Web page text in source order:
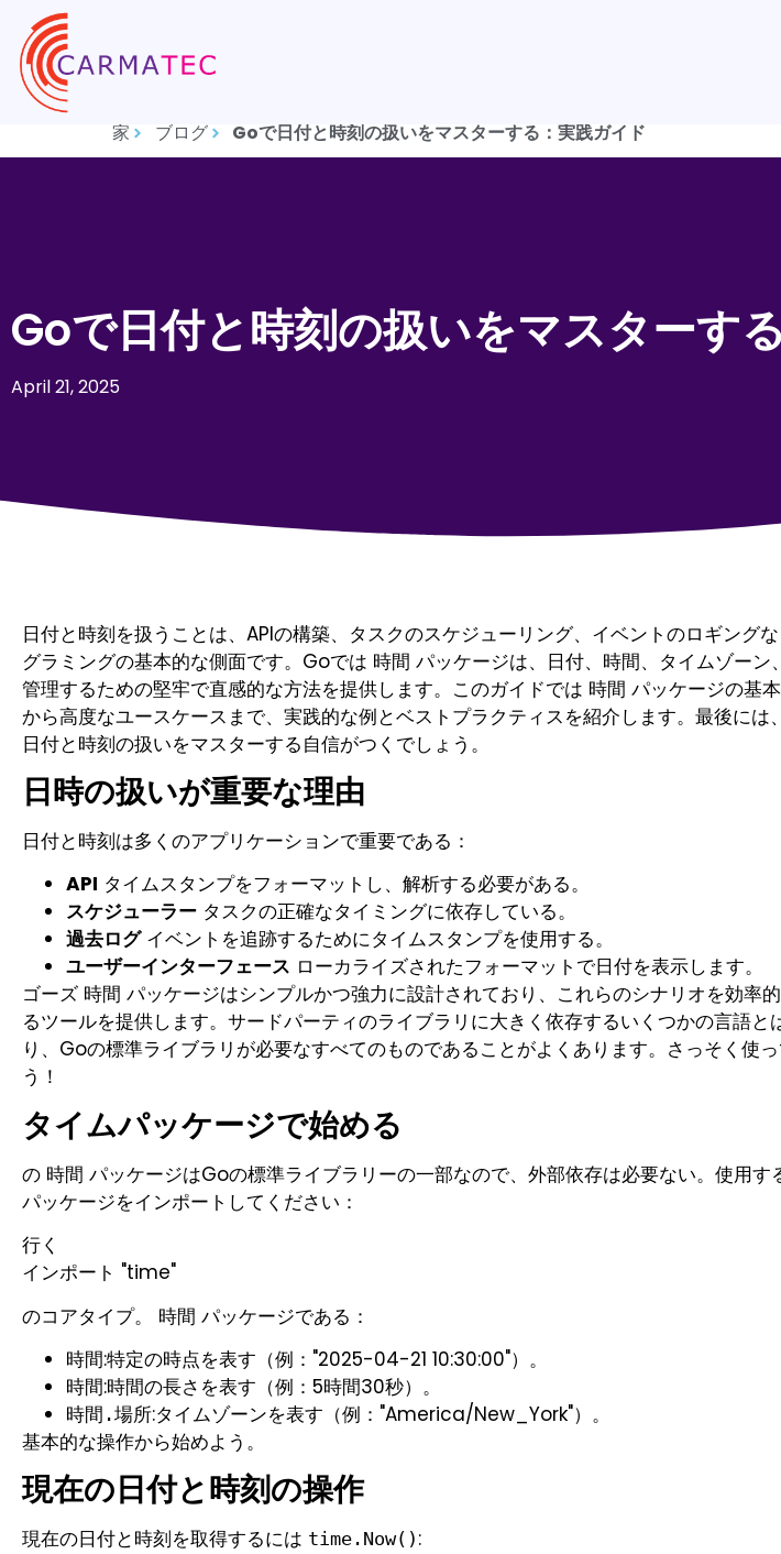
家 ブログ Goで日付と時刻の扱いをマスターする：実践ガイド
Goで日付と時刻の扱いをマスターす
April 21, 2025
日付と時刻を扱うことは、APIの構築、タスクのスケジューリング、イベントのロギング
グラミングの基本的な側面です。Goでは 時間 パッケージは、日付、時間、タイムゾーン
管理するための堅牢で直感的な方法を提供します。このガイドでは 時間 パッケージの基
から高度なユースケースまで、実践的な例とベストプラクティスを紹介します。最後には
日付と時刻の扱いをマスターする自信がつくでしょう。
日時の扱いが重要な理由
日付と時刻は多くのアプリケーションで重要である：
API タイムスタンプをフォーマットし、解析する必要がある。
スケジューラー タスクの正確なタイミングに依存している。
過去ログイベントを追跡するためにタイムスタンプを使用する。
ユーザーインターフェース ローカライズされたフォーマットで日付を表示します。
ゴーズ 時間 パッケージはシンプルかつ強力に設計されており、これらのシナリオを効率
るツールを提供します。サードパーティのライブラリに大きく依存するいくつかの言語と
り、Goの標準ライブラリが必要なすべてのものであることがよくあります。さっそく使
う！
タイムパッケージで始める
の 時間 パッケージはGoの標準ライブラリーの一部なので、外部依存は必要ない。使用す
パッケージをインポートしてください：
行く
インポート "time"
のコアタイプ。
時間 パッケージである：
時間:特定の時点を表す（例："2025-04-21 10:30:00"）。
時間:時間の長さを表す（例：5時間30秒）。
時間.場所:タイムゾーンを表す（例："America/New_York"）。
基本的な操作から始めよう。
現在の日付と時刻の操作
現在の日付と時刻を取得するには time.Now() :